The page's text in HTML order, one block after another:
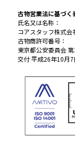
古物営業法に基づく
氏名又は名称：
コアスタッフ株式会
古物商許可番号：
東京都公安委員会
交付 平成26年10月7